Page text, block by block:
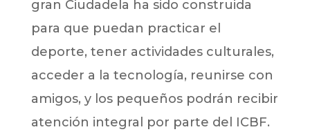
gran Ciudadela ha sido construida
para que puedan practicar el
deporte, tener actividades culturales,
acceder a la tecnología, reunirse con
amigos, y los pequeños podrán recibir
atención integral por parte del ICBF.